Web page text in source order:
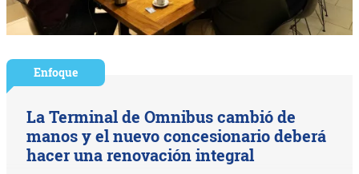
Enfoque
La Terminal de Omnibus cambió de
manos y el nuevo concesionario deberá
hacer una renovación integral